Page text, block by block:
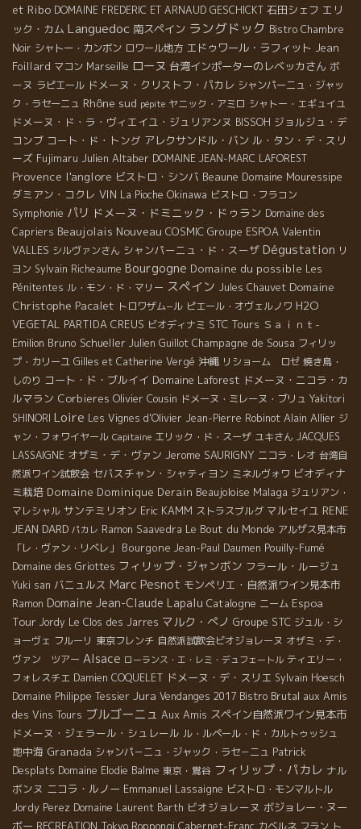
et Ribo DOMAINE FREDERIC ET ARNAUD GESCHICKT 石田シェフ エリ
ック・カム Languedoc 南スペイン ラングドック Bistro Chambre
Noir シャトー・カンボン ロワール地方 エドゥワール・ラフィット Jean
Foillard マコン Marseille ローヌ 台湾インポーターのレベッカさん ボ
ーヌ ラピエール ドメーヌ・クリストフ・パカレ シャンパーニュ・ジャッ
ク・ラセーニュ Rhône sud pépite ヤニック・アミロ シャトー・エギュイユ
ドメーヌ・ド・ラ・ヴィエイユ・ジュリアンヌ BISSOH ジョルジュ・デ
コンブ コート・ド・トング アレクサンドル・バン ル・タン・デ・スリ
ーズ Fujimaru Julien Altaber DOMAINE JEAN-MARC LAFOREST
Provence l'anglore ビストロ・シンバ Beaune Domaine Mouressipe
ダミアン・コクレ VIN La Pioche Okinawa ビストロ・フラコン
Symphonie パリ ドメーヌ・ドミニック・ドゥラン Domaine des
Capriers Beaujolais Nouveau COSMIC Groupe ESPOA Valentin
VALLES シルヴァンさん シャンパーニュ・ド・スーザ Dégustation リ
ヨン Sylvain Richeaume Bourgogne Domaine du possible Les
Pénitentes ル・モン・ド・マリー スペイン Jules Chauvet Domaine
Christophe Pacalet トロワザム−ル ピエール・オヴェルノワ H2O
VEGETAL PARTIDA CREUS ビオディナミ STC Tours Ｓａｉｎｔ-
Emilion Bruno Schueller Julien Guillot Champagne de Sousa フィリッ
プ・カリーユ Gilles et Catherine Vergé 沖縄 リショーム ロゼ 焼き鳥・
しのり コート・ド・ブルイイ Domaine Laforest ドメーヌ・ニコラ・カ
ルマラン Corbieres Olivier Cousin ドメーヌ・ミレーヌ・ブリュ Yakitori
SHINORI Loire Les Vignes d'Olivier Jean-Pierre Robinot Alain Allier ジ
ャン・フォワイヤール Capitaine エリック・ド・スーザ ユキさん JACQUES
LASSAIGNE オザミ・デ・ヴァン Jerome SAURIGNY ニコラ・レオ 台湾自
然派ワイン試飲会 セバスチャン・シャティヨン ミネルヴォワ ビオディナ
ミ栽培 Domaine Dominique Derain Beaujoloise Malaga ジュリアン・
マレシャル サンテミリオン Eric KAMM ストラスブルグ マルセイユ RENE
JEAN DARD パカレ Ramon Saavedra Le Bout du Monde アルザス見本市
「レ・ヴァン・リベレ」
Bourgone Jean-Paul Daumen Pouilly-Fumé
Domaine des Griottes フィリップ・ジャンボン フラール・ルージュ
Yuki san バニュルス Marc Pesnot モンペリエ・自然派ワイン見本市
Ramon Domaine Jean-Claude Lapalu Catalogne ニーム Espoa
Tour Jordy Le Clos des Jarres マルク・ぺノ Groupe STC ジュル・シ
ョーヴェ フルーリ 東京フレンチ 自然派試飲会ビオジョレーヌ オザミ・デ・
ヴァン ツアー Alsace ローランス・エ・レミ・デュフェートル ティエリー・
フォレスチエ Damien COQUELET ドメーヌ・デ・スリエ Sylvain Hoesch
Domaine Philippe Tessier Jura Vendanges 2017 Bistro Brutal aux Amis
des Vins Tours ブルゴーニュ Aux Amis スペイン自然派ワイン見本市
ドメーヌ・ジェラール・シュレール ル・ルペール・ド・カルトゥッシュ
地中海 Granada シャンパ－ニュ・ジャック・ラセ－ニュ Patrick
Desplats Domaine Elodie Balme 東京・鴬谷 フィリップ・パカレ ナル
ボンヌ ニコラ・ルノー Emmanuel Lassaigne ビストロ・モンマルトル
Jordy Perez Domaine Laurent Barth ビオジョレーヌ ボジョレー・ヌー
ボー RECREATION Tokyo Roppongi Cabernet-Franc カベルネ フラン ト